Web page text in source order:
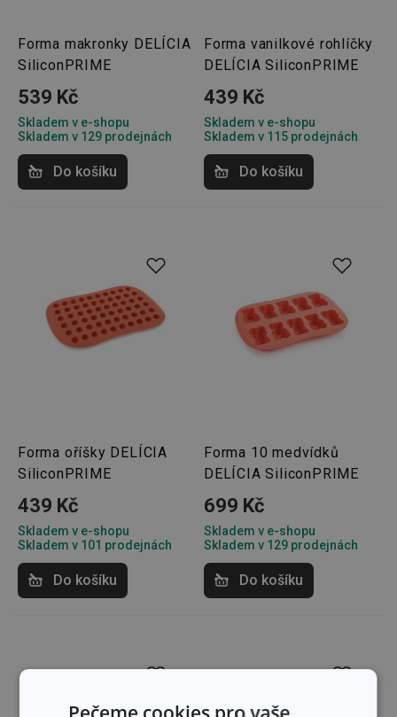
Forma makronky DELÍCIA
SiliconPRIME
539 Kč
Skladem v e-shopu
Skladem v 129 prodejnách
Do košíku
Forma vanilkové rohlíčky
DELÍCIA SiliconPRIME
439 Kč
Skladem v e-shopu
Skladem v 115 prodejnách
Do košíku
Forma oříšky DELÍCIA
SiliconPRIME
439 Kč
Skladem v e-shopu
Skladem v 101 prodejnách
Do košíku
Forma 10 medvídků
DELÍCIA SiliconPRIME
699 Kč
Skladem v e-shopu
Skladem v 129 prodejnách
Do košíku